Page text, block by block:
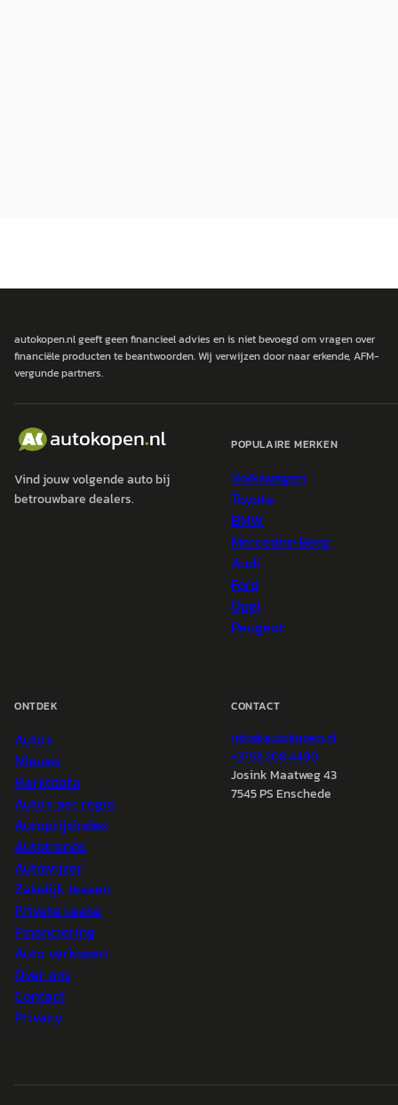
autokopen.nl geeft geen financieel advies en is niet bevoegd om vragen over
financiële producten te beantwoorden. Wij verwijzen door naar erkende, AFM-
vergunde partners.
Vind jouw volgende auto bij
betrouwbare dealers.
POPULAIRE MERKEN
Volkswagen
Toyota
BMW
Mercedes-Benz
Audi
Ford
Opel
Peugeot
ONTDEK
Auto's
Nieuws
Marktdata
Auto's per regio
Autoprijsindex
Autotrends
Autowijzer
Zakelijk leasen
Private Lease
Financiering
Auto verkopen
Over ons
Contact
Privacy
CONTACT
info@autokopen.nl
+31 53 208 4490
Josink Maatweg 43
7545 PS Enschede